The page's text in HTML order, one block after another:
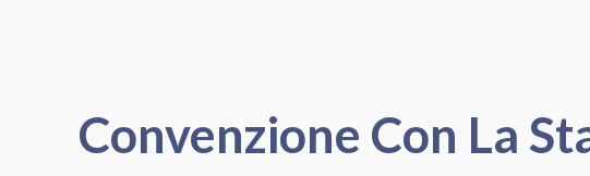
Convenzione Con La